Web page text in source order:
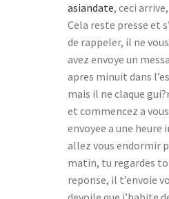
asiandate, ceci
Cela reste presse et
de rappeler, il ne
avez envoye un
apres minuit dans
mais il ne claque
et commencez a
envoyee a une heure
allez vous endormir
matin, tu regardes
reponse, il t’envoie